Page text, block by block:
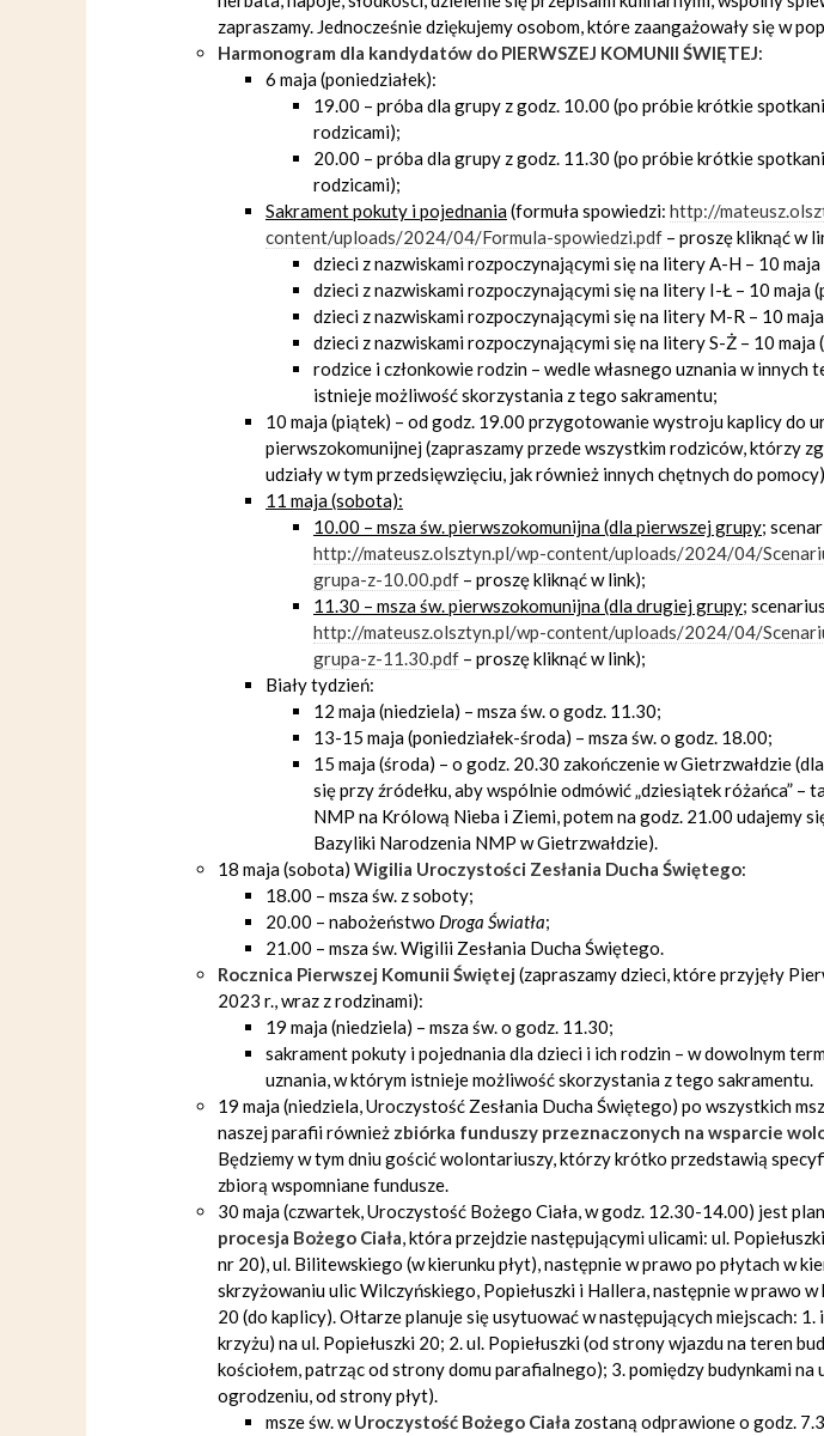
zapraszamy. Jednocześnie dziękujemy osobom, które zaangażowały się w
Harmonogram dla kandydatów do PIERWSZEJ KOMUNII ŚWIĘTEJ:
6 maja (poniedziałek):
19.00 – próba dla grupy z godz. 10.00 (po próbie krótkie
rodzicami);
20.00 – próba dla grupy z godz. 11.30 (po próbie krótkie
rodzicami);
Sakrament pokuty i pojednania(formuła spowiedzi: http://
content/uploads/2024/04/Formula-spowiedzi.pdf – proszę kliknąć w
dzieci z nazwiskami rozpoczynającymi się na litery A-H – 10
dzieci z nazwiskami rozpoczynającymi się na litery I-Ł – 10 maja
dzieci z nazwiskami rozpoczynającymi się na litery M-R – 10
dzieci z nazwiskami rozpoczynającymi się na litery S-Ż – 10 maja
rodzice i członkowie rodzin – wedle własnego uznania w innych
istnieje możliwość skorzystania z tego sakramentu;
10 maja (piątek) – od godz. 19.00 przygotowanie wystroju kaplicy do
pierwszokomunijnej (zapraszamy przede wszystkim rodziców, którzy
udziały w tym przedsięwzięciu, jak również innych chętnych do
11 maja (sobota):
10.00 – msza św. pierwszokomunijna (dla pierwszej grupy;
http://mateusz.olsztyn.pl/wp-content/uploads/2024/04/
grupa-z-10.00.pdf – proszę kliknąć w link);
11.30 – msza św. pierwszokomunijna (dla drugiej grupy;
http://mateusz.olsztyn.pl/wp-content/uploads/2024/04/
grupa-z-11.30.pdf – proszę kliknąć w link);
Biały tydzień:
12 maja (niedziela) – msza św. o godz. 11.30;
13-15 maja (poniedziałek-środa) – msza św. o godz. 18.00;
15 maja (środa) – o godz. 20.30 zakończenie w Gietrzwałdzie
się przy źródełku, aby wspólnie odmówić „dziesiątek różańca” –
NMP na Królową Nieba i Ziemi, potem na godz. 21.00 udajemy
Bazyliki Narodzenia NMP w Gietrzwałdzie).
18 maja (sobota) Wigilia Uroczystości Zesłania Ducha Świętego:
18.00 – msza św. z soboty;
20.00 – nabożeństwo Droga Światła;
21.00 – msza św. Wigilii Zesłania Ducha Świętego.
Rocznica Pierwszej Komunii Świętej (zapraszamy dzieci, które przyjęły
2023 r., wraz z rodzinami):
19 maja (niedziela) – msza św. o godz. 11.30;
sakrament pokuty i pojednania dla dzieci i ich rodzin – w dowolnym
uznania, w którym istnieje możliwość skorzystania z tego sakramentu.
19 maja (niedziela, Uroczystość Zesłania Ducha Świętego) po wszystkich
naszej parafii również zbiórka funduszy przeznaczonych na wsparcie
Będziemy w tym dniu gościć wolontariuszy, którzy krótko przedstawią
zbiorą wspomniane fundusze.
30 maja (czwartek, Uroczystość Bożego Ciała, w godz. 12.30-14.00) jest
procesja Bożego Ciała, która przejdzie następującymi ulicami: ul.
nr 20), ul. Bilitewskiego (w kierunku płyt), następnie w prawo po płytach w
skrzyżowaniu ulic Wilczyńskiego, Popiełuszki i Hallera, następnie w prawo w
20 (do kaplicy). Ołtarze planuje się usytuować w następujących miejscach: 1.
krzyżu) na ul. Popiełuszki 20; 2. ul. Popiełuszki (od strony wjazdu na teren
kościołem, patrząc od strony domu parafialnego); 3. pomiędzy budynkami na
ogrodzeniu, od strony płyt).
msze św. wUroczystość Bożego Ciała zostaną odprawione o godz.